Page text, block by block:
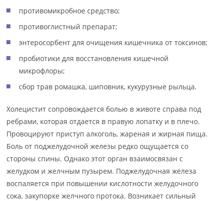
противомикробное средство;
противоглистный препарат;
энтеросорбент для очищения кишечника от токсинов;
пробиотики для восстановления кишечной
микрофлоры;
сбор трав ромашка, шиповник, кукурузные рыльца.
Холецистит сопровождается болью в животе справа под
ребрами, которая отдается в правую лопатку и в плечо.
Провоцируют приступ алкоголь, жареная и жирная пища.
Боль от поджелудочной железы редко ощущается со
стороны спины. Однако этот орган взаимосвязан с
желудком и желчным пузырем. Поджелудочная железа
воспаляется при повышении кислотности желудочного
сока, закупорке желчного протока. Возникает сильный